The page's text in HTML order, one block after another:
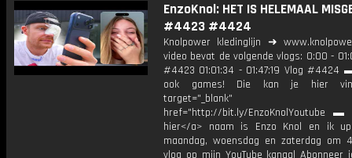
EnzoKnol: HET IS HELEMAAL
#4423 #4424
Knolpower kledinglijn ➜
video bevat de volgende vlogs: 0:00 -
#4423 01:01:34 - 01:47:19 Vlog #4424
ook games! Die kan je hier
target="_blank"
href="http://bit.ly/EnzoKnolYoutube ▬
hier</a> naam is Enzo Knol en ik
maandag, woensdag en zaterdag om
vlog op mijn YouTube kanaal Abonneer